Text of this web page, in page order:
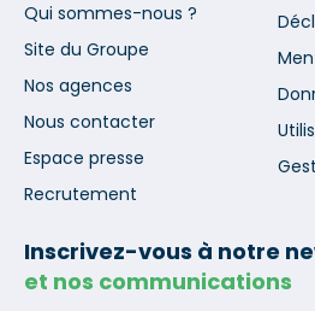
Qui sommes-nous ?
Site du Groupe
Nos agences
Nous contacter
Espace presse
Recrutement
Inscrivez-vous à notre
et nos communications